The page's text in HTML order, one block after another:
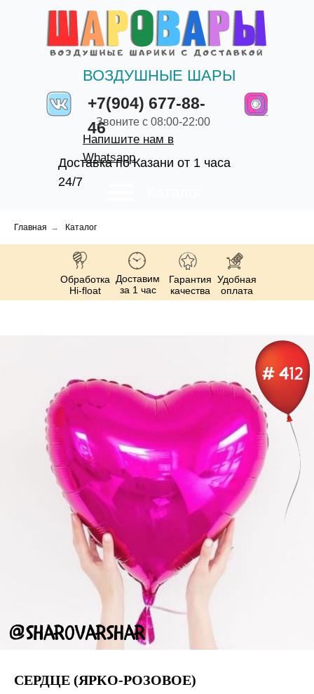
+7(904) 677-88-
46
ВОЗДУШНЫЕ ШАРЫ
Доставка по Казани от 1 часа
24/7
Звоните с 08:00-22:00
Напишите нам в
Whatsapp
Главная → Каталог
Обработка
Hi-float
Доставим
за 1 час
Гарантия
качества
Удобная
оплата
СЕРДЦЕ (ЯРКО-РОЗОВОЕ)